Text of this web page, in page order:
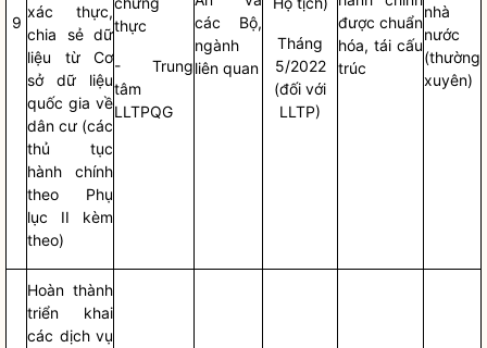
9
xác thực,
chia sẻ dữ
liệu từ Cơ
sở dữ liệu
quốc gia về
dân cư (các
thủ tục
hành chính
theo Phụ
lục II kèm
theo)
thực
- Trung
tâm
LLTPQG
các Bộ,
ngành
liên quan
Tháng
5/2022
(đối với
LLTP)
được chuẩn
hóa, tái cấu
trúc
nhà
nước
(thường
xuyên)
Hoàn thành
triển khai
các dịch vụ